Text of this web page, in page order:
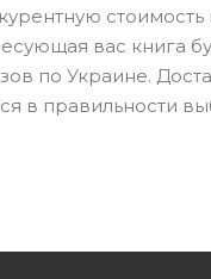
стоимость
вас книга
по Украине.
в правильности